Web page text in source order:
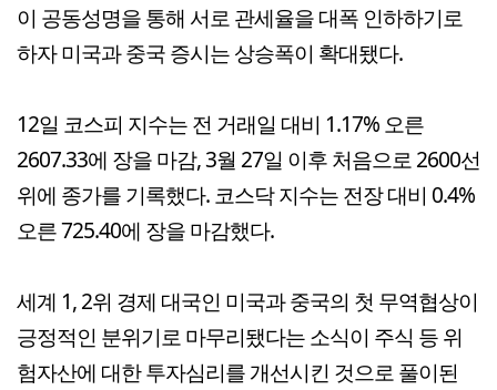
이 공동성명을 통해 서로 관세율을 대폭 인하하기로
하자 미국과 중국 증시는 상승폭이 확대됐다.
12일 코스피 지수는 전 거래일 대비 1.17% 오른
2607.33에 장을 마감, 3월 27일 이후 처음으로 2600선
위에 종가를 기록했다. 코스닥 지수는 전장 대비 0.4%
오른 725.40에 장을 마감했다.
세계 1, 2위 경제 대국인 미국과 중국의 첫 무역협상이
긍정적인 분위기로 마무리됐다는 소식이 주식 등 위
험자산에 대한 투자심리를 개선시킨 것으로 풀이된